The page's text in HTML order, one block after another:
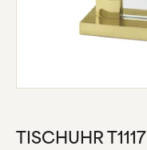
TISCHUHR T1117